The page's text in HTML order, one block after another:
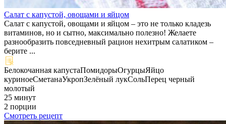
Салат с капустой, овощами и яйцом
Салат с капустой, овощами и яйцом – это не только кладезь
витаминов, но и сытно, максимально полезно! Желаете
разнообразить повседневный рацион нехитрым салатиком –
берите ...
Белокочанная капустаПомидорыОгурцыЯйцо
куриноеСметанаУкропЗелёный лукСольПерец черный
молотый
25 минут
2 порции
Смотреть рецепт